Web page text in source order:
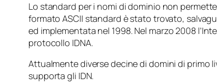
Lo standard per i nomi di dominio non
formato ASCII standard è stato trovato,
ed implementata nel 1998. Nel marzo 2008
protocollo IDNA.
Attualmente diverse decine di domini di primo
supporta gli IDN.